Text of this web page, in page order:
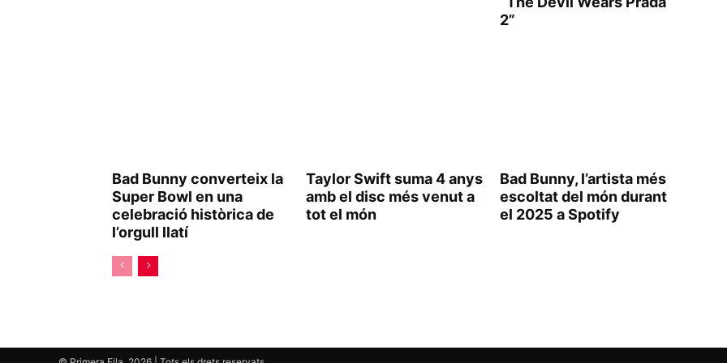
2”
Bad Bunny converteix la
Super Bowl en una
celebració històrica de
l’orgull llatí
Taylor Swift suma 4 anys
amb el disc més venut a
tot el món
Bad Bunny, l’artista més
escoltat del món durant
el 2025 a Spotify